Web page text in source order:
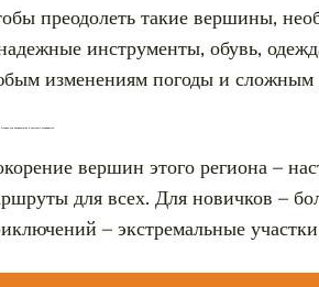
преодолеть такие вершины,
инструменты, обувь,
изменениям погоды и сложным
Памира для начинающих и опытных альпинистов
вершин этого региона –
для всех. Для новичков –
– экстремальные